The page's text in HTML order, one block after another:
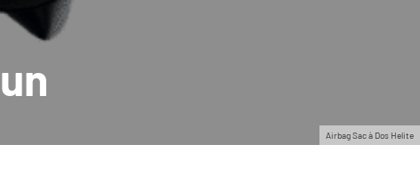
Airbag Sac à Dos Helite